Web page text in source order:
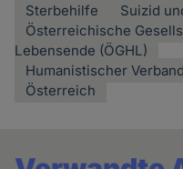
Sterbehilfe
Suizid
Österreichische
Lebensende (ÖGHL)
Humanistischer
Österreich